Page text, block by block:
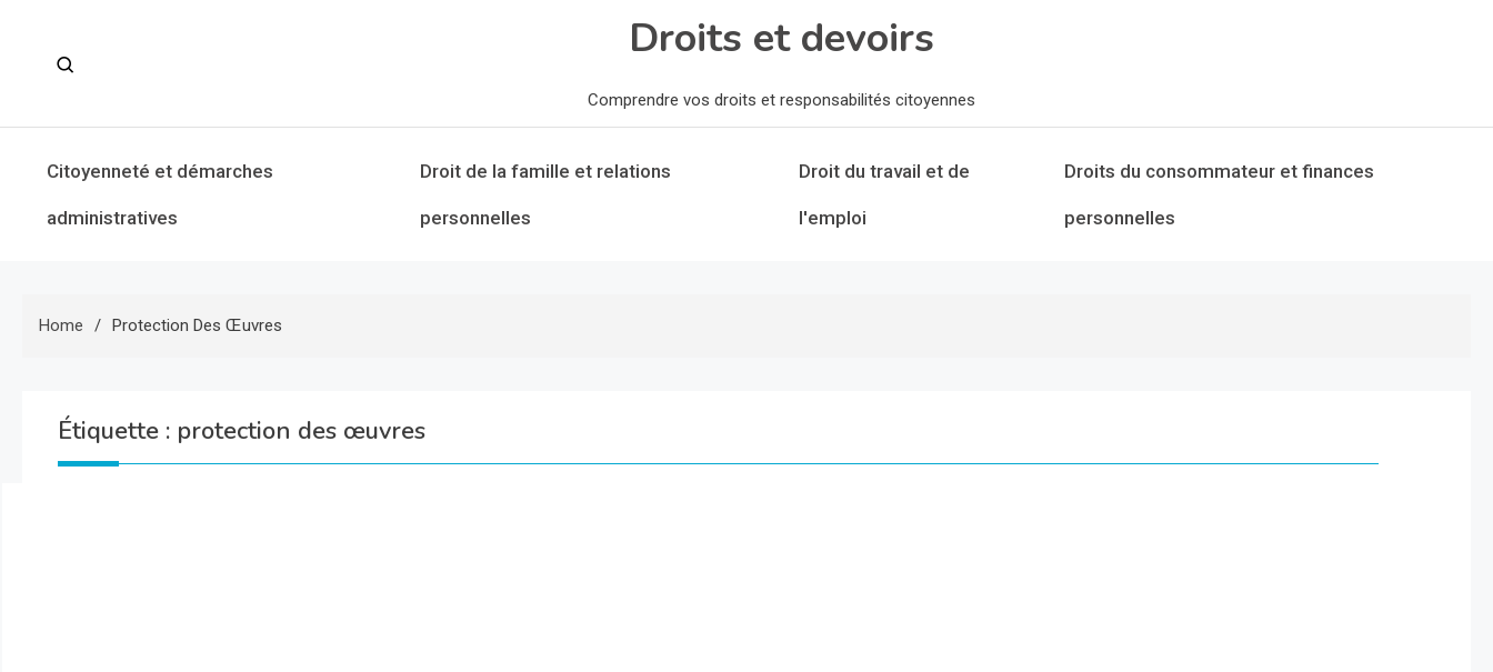
Droits et devoirs
Comprendre vos droits et responsabilités citoyennes
Citoyenneté et démarches
administratives
Droit de la famille et relations
personnelles
Droit du travail et de
l'emploi
Droits du consommateur et finances
personnelles
Home Protection Des Œuvres
Étiquette : protection des œuvres